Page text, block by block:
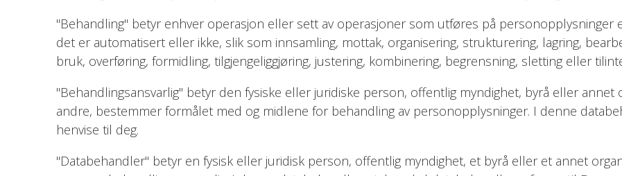
"Behandling" betyr enhver operasjon eller sett av operasjoner som utføres på
det er automatisert eller ikke, slik som innsamling, mottak, organisering, strukturering, lagring,
bruk, overføring, formidling, tilgjengeliggjøring, justering, kombinering, begrensning, sletting eller
"Behandlingsansvarlig" betyr den fysiske eller juridiske person, offentlig myndighet, byrå eller
andre, bestemmer formålet med og midlene for behandling av personopplysninger. I denne
henvise til deg.
"Databehandler" betyr en fysisk eller juridisk person, offentlig myndighet, et byrå eller et annet